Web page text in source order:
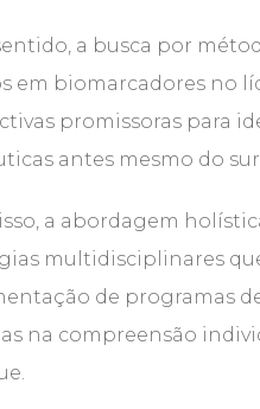
a busca por
em biomarcadores no
promissoras para
antes mesmo do
a abordagem
multidisciplinares
de programas
na compreensão